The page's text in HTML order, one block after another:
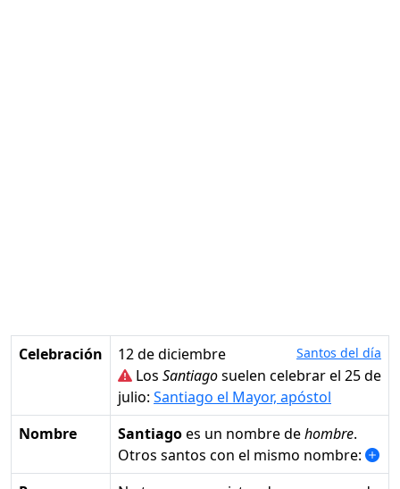
Celebración 12 de diciembre Santos del día
Los Santiagosuelen celebrar el 25 de
julio: Santiago el Mayor, apóstol
Nombre
Santiagoes un nombre dehombre.
Otros santos con el mismo nombre: